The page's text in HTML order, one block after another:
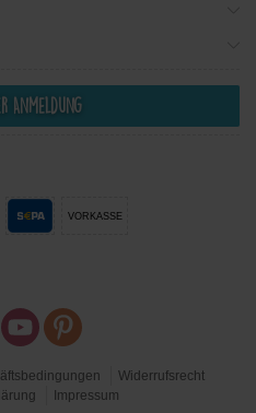
Anmeldung
VORKASSE
Widerrufsrecht
Impressum